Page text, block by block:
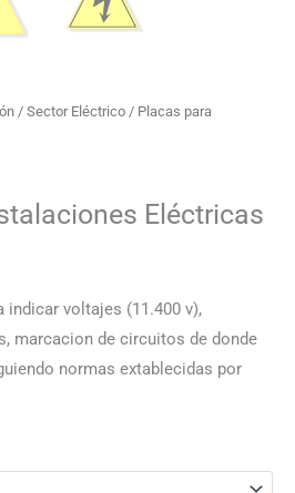
/ Sector Eléctrico / Placas para
Eléctricas
indicar voltajes (11.400 v),
marcacion de circuitos de donde
normas extablecidas por